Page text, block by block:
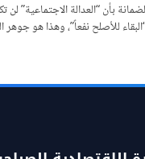
بأن “العدالة
للأصلح نفعاً”، وهذا هو جوهر